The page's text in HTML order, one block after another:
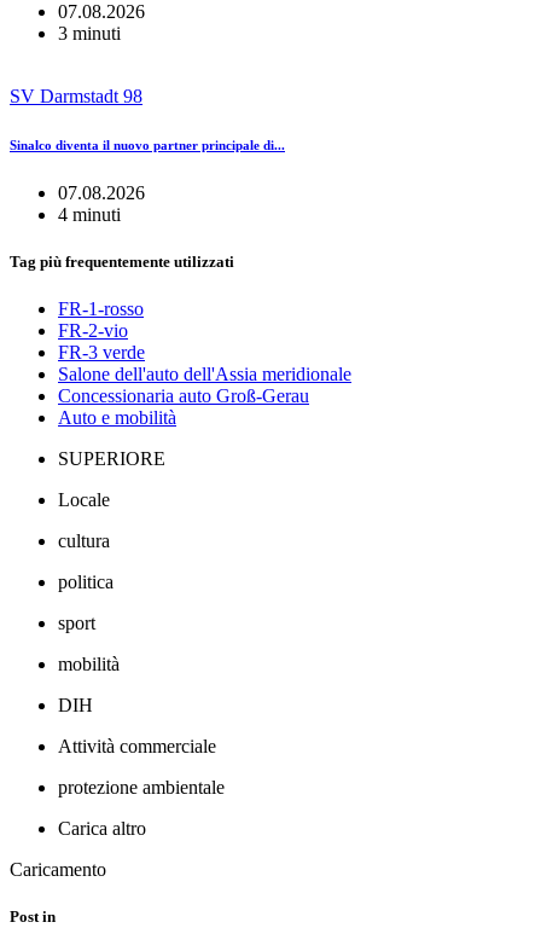
07.08.2026
3 minuti
SV Darmstadt 98
Sinalco diventa il nuovo partner principale di...
07.08.2026
4 minuti
Tag più frequentemente utilizzati
FR-1-rosso
FR-2-vio
FR-3 verde
Salone dell'auto dell'Assia meridionale
Concessionaria auto Groß-Gerau
Auto e mobilità
SUPERIORE
Locale
cultura
politica
sport
mobilità
DIH
Attività commerciale
protezione ambientale
Carica altro
Caricamento
Post in